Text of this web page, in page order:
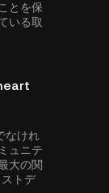
とを保
いる取
なけれ
ュニテ
大の関
トデ